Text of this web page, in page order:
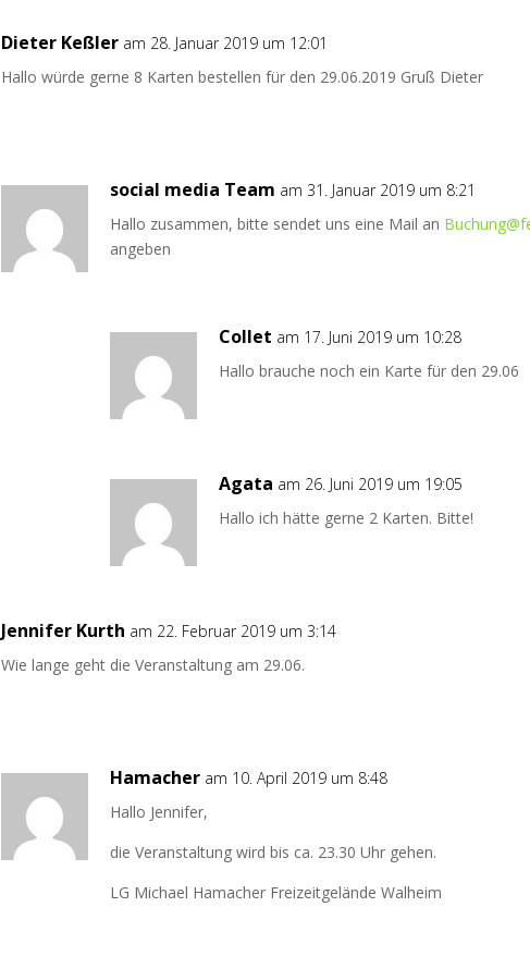
Dieter Keßler am 28. Januar 2019 um 12:01
Hallo würde gerne 8 Karten bestellen für den 29.06.2019 Gruß Dieter
social media Team am 31. Januar 2019 um 8:21
Hallo zusammen, bitte sendet uns eine Mail an
angeben
Collet am 17. Juni 2019 um 10:28
Hallo brauche noch ein Karte für den 29.06
Agata am 26. Juni 2019 um 19:05
Hallo ich hätte gerne 2 Karten. Bitte!
Jennifer Kurth am 22. Februar 2019 um 3:14
Wie lange geht die Veranstaltung am 29.06.
Hamacher am 10. April 2019 um 8:48
Hallo Jennifer,
die Veranstaltung wird bis ca. 23.30 Uhr gehen.
LG Michael Hamacher Freizeitgelände Walheim